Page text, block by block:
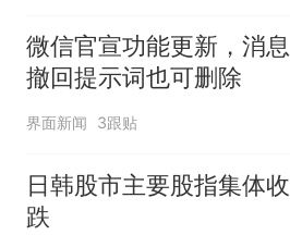
微信官宣功能更新，消息
撤回提示词也可删除
界面新闻 3跟贴
日韩股市主要股指集体收
跌